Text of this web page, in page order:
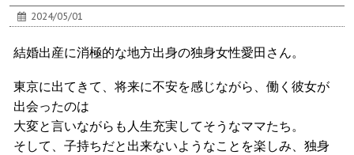
2024/05/01
結婚出産に消極的な地方出身の独身女性愛田さん。
東京に出てきて、将来に不安を感じながら、働く彼女が
出会ったのは
大変と言いながらも人生充実してそうなママたち。
そして、子持ちだと出来ないようなことを楽しみ、独身